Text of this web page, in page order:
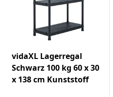
vidaXL Lagerregal
Schwarz 100 kg 60 x 30
x 138 cm Kunststoff